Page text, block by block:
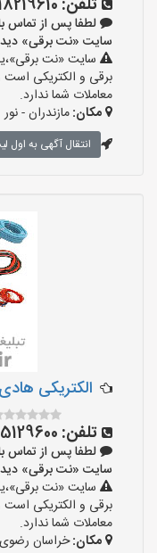
تلفن:
لطفا پس از تماس
سایت «نت برقی» دیده ام و کد
سایت «نت
برقی و الکتریکی
معاملات شما ندارد.
مکان:مازندران - نور
انتقال آگهی به اول
الکتریکی
تلفن:
لطفا پس از تماس
سایت «نت برقی» دیده ام و کد
سایت «نت
برقی و الکتریکی
معاملات شما ندارد.
مکان:خراسان